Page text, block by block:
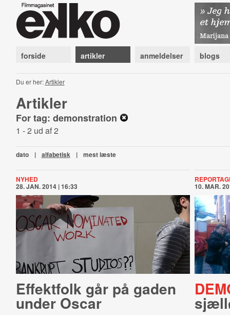
forside artikler anmeldelser blogs
Du er her:Artikler
Artikler
For tag: demonstration
1 - 2 ud af 2
dato | alfabetisk | mest læste
NYHED
28. JAN. 2014 | 16:33
Effektfolk går på gaden
under Oscar
10. MAR.